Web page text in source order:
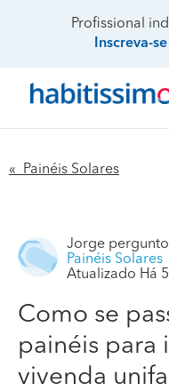
Profissional
Inscreva-
« Painéis Solares
Jorge
Painéis Solares
Atualizado Há
Como se
painéis para
vivenda